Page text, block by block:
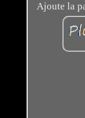
Ajoute la